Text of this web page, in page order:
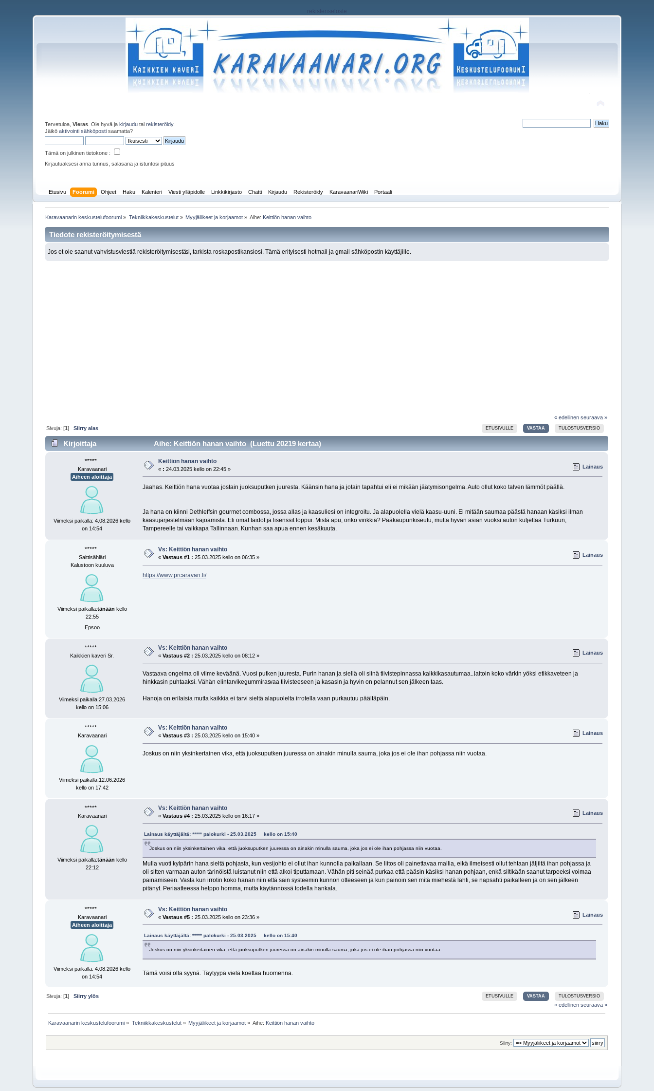
rekisteriseloste
Tervetuloa,Vieras . Ole hyvä jakirjaudu tairekisteröidy.
Jäiköaktivointi sähköposti saamatta?
Tämä on julkinen tietokone :
Kirjautuaksesi anna tunnus, salasana ja istuntosi pituus
Etusivu Foorumi Ohjeet Haku Kalenteri Viesti ylläpidolle Linkkikirjasto Chatti Kirjaudu Rekisteröidy KaravaanariWiki Portaali
Karavaanarin keskustelufoorumi » Tekniikkakeskustelut» Myyjäliikeet ja korjaamot » Aihe: Keittiön hanan vaihto
Tiedote rekisteröitymisestä
Jos et ole saanut vahvistusviestiä rekisteröitymisestäsi, tarkista roskapostikansiosi. Tämä erityisesti hotmail ja gmail sähköpostin käyttäjille.
« edellinen seuraava »
ETUSIVULLE VASTAA TULOSTUSVERSIO
Sivuja: [1]Siirry alas
Kirjoittaja Aihe: Keittiön hanan vaihto (Luettu 20219 kertaa)
*****
Karavaanari
Aiheen aloittaja
Viimeksi paikalla: 4.08.2026 kello
on 14:54
Keittiön hanan vaihto
« : 24.03.2025 kello on 22:45 » Lainaus
Jaahas. Keittiön hana vuotaa jostain juoksuputken juuresta. Käänsin hana ja jotain tapahtui eli ei mikään jäätymisongelma. Auto ollut koko talven lämmöt päällä.
Ja hana on kiinni Dethleffsin gourmet combossa, jossa allas ja kaasuliesi on integroitu. Ja alapuolella vielä kaasu-uuni. Ei mitään saumaa päästä hanaan käsiksi ilman
kaasujärjestelmään kajoamista. Eli omat taidot ja lisenssit loppui. Mistä apu, onko vinkkiä? Pääkaupunkiseutu, mutta hyvän asian vuoksi auton kuljettaa Turkuun,
Tampereelle tai vaikkapa Tallinnaan. Kunhan saa apua ennen kesäkuuta.
*****
Saittisähläri
Kalustoon kuuluva
Viimeksi paikalla:tänään kello
22:55
Epsoo
Vs: Keittiön hanan vaihto
«Vastaus #1 : 25.03.2025 kello on 06:35 » Lainaus
https://www.prcaravan.fi/
*****
Kaikkien kaveri Sr.
Viimeksi paikalla:27.03.2026
kello on 15:06
Vs: Keittiön hanan vaihto
«Vastaus #2 : 25.03.2025 kello on 08:12 » Lainaus
Vastaava ongelma oli viime keväänä. Vuosi putken juuresta. Purin hanan ja siellä oli siinä tiivistepinnassa kalkkikasautumaa...laitoin koko värkin yöksi etikkaveteen ja
hinkkasin puhtaaksi. Vähän elintarvikegummirasvaa tiivisteeseen ja kasasin ja hyvin on pelannut sen jälkeen taas.
Hanoja on erilaisia mutta kaikkia ei tarvi sieltä alapuolelta irrotella vaan purkautuu päältäpäin.
*****
Karavaanari
Viimeksi paikalla:12.06.2026
kello on 17:42
Vs: Keittiön hanan vaihto
«Vastaus #3 : 25.03.2025 kello on 15:40 » Lainaus
Joskus on niin yksinkertainen vika, että juoksuputken juuressa on ainakin minulla sauma, joka jos ei ole ihan pohjassa niin vuotaa.
*****
Karavaanari
Viimeksi paikalla:tänään kello
22:12
Vs: Keittiön hanan vaihto
«Vastaus #4 : 25.03.2025 kello on 16:17 » Lainaus
Lainaus käyttäjältä: ***** palokurki - 25.03.2025 kello on 15:40
Joskus on niin yksinkertainen vika, että juoksuputken juuressa on ainakin minulla sauma, joka jos ei ole ihan pohjassa niin vuotaa.
Mulla vuoti kylpärin hana sieltä pohjasta, kun vesijohto ei ollut ihan kunnolla paikallaan. Se liitos oli painettavaa mallia, eikä ilmeisesti ollut tehtaan jäljiltä ihan pohjassa ja
oli sitten varmaan auton tärinöistä luistanut niin että alkoi tiputtamaan. Vähän piti seinää purkaa että pääsin käsiksi hanan pohjaan, enkä siltikään saanut tarpeeksi voimaa
painamiseen. Vasta kun irrotin koko hanan niin että sain systeemin kunnon otteeseen ja kun painoin sen mitä miehestä lähti, se napsahti paikalleen ja on sen jälkeen
pitänyt. Periaatteessa helppo homma, mutta käytännössä todella hankala.
*****
Karavaanari
Aiheen aloittaja
Viimeksi paikalla: 4.08.2026 kello
on 14:54
Vs: Keittiön hanan vaihto
«Vastaus #5 : 25.03.2025 kello on 23:36 » Lainaus
Lainaus käyttäjältä: ***** palokurki - 25.03.2025 kello on 15:40
Joskus on niin yksinkertainen vika, että juoksuputken juuressa on ainakin minulla sauma, joka jos ei ole ihan pohjassa niin vuotaa.
Tämä voisi olla syynä. Täytyypä vielä koettaa huomenna.
ETUSIVULLE VASTAA TULOSTUSVERSIO
Sivuja: [1]Siirry ylös
« edellinen seuraava »
Karavaanarin keskustelufoorumi » Tekniikkakeskustelut» Myyjäliikeet ja korjaamot » Aihe: Keittiön hanan vaihto
Siirry: